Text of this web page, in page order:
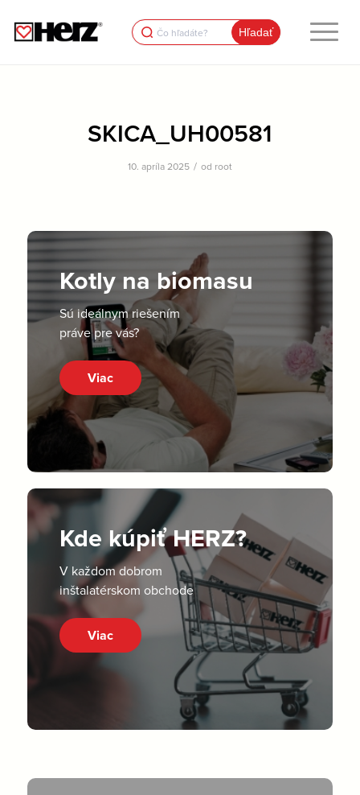
Search
for:
SKICA_UH00581
10. apríla 2025 / od root
Kotly na biomasu
Sú ideálnym riešením
práve pre vás?
Viac
Kde kúpiť HERZ?
V každom dobrom
inštalatérskom obchode
Viac